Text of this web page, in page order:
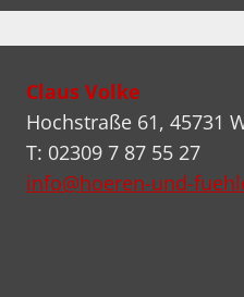
Claus Volke
Hochstraße 61, 45731
T: 02309 7 87 55 27
info@hoeren-und-